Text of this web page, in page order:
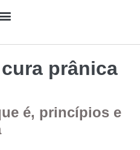
prânica
é, princípios e